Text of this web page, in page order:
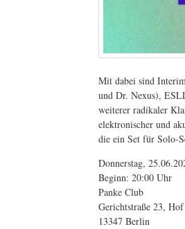
Mit dabei sind
und Dr. Nexus),
weiterer radikaler
elektronischer und
die ein Set für Solo-
Donnerstag,
Beginn: 20:00 Uhr
Panke Club
Gerichtstraße 23,
13347 Berlin